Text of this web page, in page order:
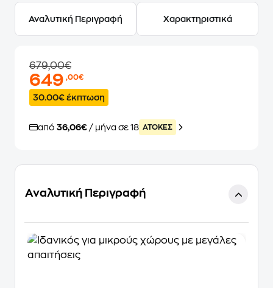
Αναλυτική Περιγραφή Χαρακτηριστικά
679,00€
649,00€
30.00€ έκπτωση
από 36,06€ / μήνα σε 18 ATOKEΣ
Αναλυτική Περιγραφή